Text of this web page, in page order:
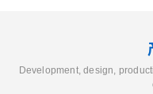
Development, design,